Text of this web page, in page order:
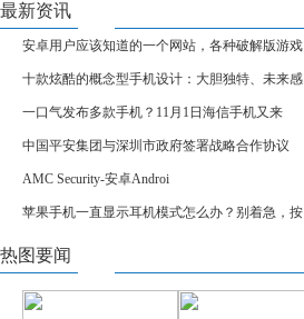
最新资讯
安卓用户应该知道的一个网站，各种破解版游戏
十款炫酷的概念型手机设计：大胆独特、未来感
一口气发布多款手机？11月1日海信手机又来
中国平安集团与深圳市政府签署战略合作协议
AMC Security-安卓Androi
苹果手机一直显示耳机模式怎么办？别着急，按
热图要闻